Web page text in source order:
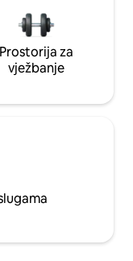
Prostorija za
vježbanje